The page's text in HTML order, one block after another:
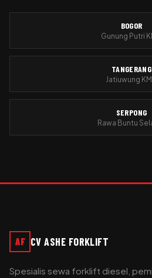
BOGOR
Gunung Putri
TANGERANG
Jatiuwung
SERPONG
Rawa Buntu
AF CV ASHE FORKLIFT
Spesialis sewa forklift diesel,